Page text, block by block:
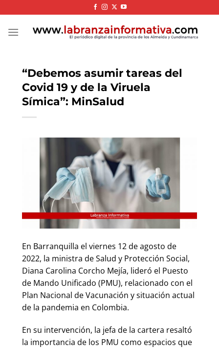
to
content
“Debemos asumir tareas del
Covid 19 y de la Viruela
Símica”: MinSalud
En Barranquilla el viernes 12 de agosto de
2022, la ministra de Salud y Protección Social,
Diana Carolina Corcho Mejía, lideró el Puesto
de Mando Unificado (PMU), relacionado con el
Plan Nacional de Vacunación y situación actual
de la pandemia en Colombia.
En su intervención, la jefa de la cartera resaltó
la importancia de los PMU como espacios que